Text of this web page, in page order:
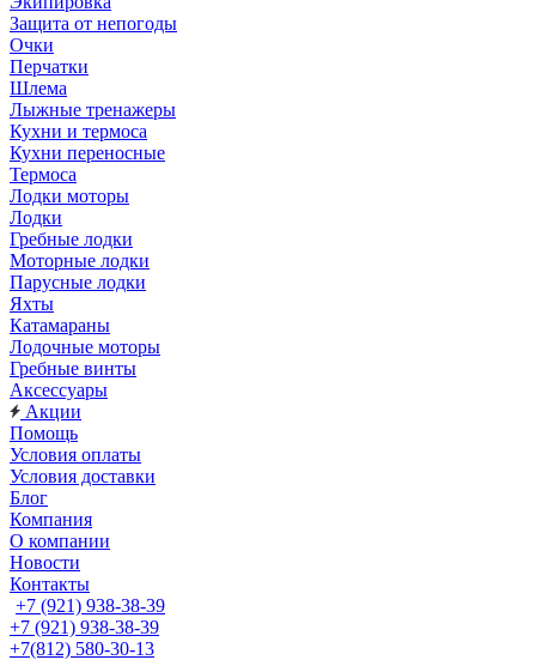
Защита от непогоды
Очки
Перчатки
Шлема
Лыжные тренажеры
Кухни и термоса
Кухни переносные
Термоса
Лодки моторы
Лодки
Гребные лодки
Моторные лодки
Парусные лодки
Яхты
Катамараны
Лодочные моторы
Гребные винты
Аксессуары
Акции
Помощь
Условия оплаты
Условия доставки
Блог
Компания
О компании
Новости
Контакты
+7 (921) 938-38-39
+7 (921) 938-38-39
+7(812) 580-30-13